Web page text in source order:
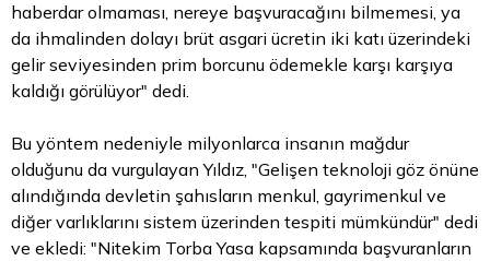
haberdar olmaması, nereye başvuracağını bilmemesi, ya
da ihmalinden dolayı brüt asgari ücretin iki katı üzerindeki
gelir seviyesinden prim borcunu ödemekle karşı karşıya
kaldığı görülüyor" dedi.
Bu yöntem nedeniyle milyonlarca insanın mağdur
olduğunu da vurgulayan Yıldız, "Gelişen teknoloji göz önüne
alındığında devletin şahısların menkul, gayrimenkul ve
diğer varlıklarını sistem üzerinden tespiti mümkündür" dedi
ve ekledi: "Nitekim Torba Yasa kapsamında başvuranların